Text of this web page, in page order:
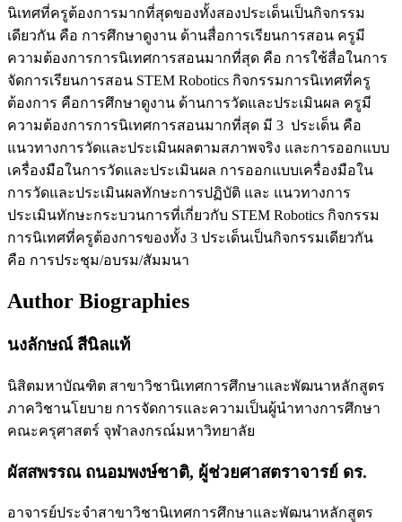
นิเทศที่ครูต้องการมากที่สุดของทั้งสองประเด็นเป็นกิจกรรม
เดียวกัน คือ การศึกษาดูงาน ด้านสื่อการเรียนการสอน ครูมี
ความต้องการการนิเทศการสอนมากที่สุด คือ การใช้สื่อในการ
จัดการเรียนการสอน STEM Robotics กิจกรรมการนิเทศที่ครู
ต้องการ คือการศึกษาดูงาน ด้านการวัดและประเมินผล ครูมี
ความต้องการการนิเทศการสอนมากที่สุด มี 3 ประเด็น คือ
แนวทางการวัดและประเมินผลตามสภาพจริง และการออกแบบ
เครื่องมือในการวัดและประเมินผล การออกแบบเครื่องมือใน
การวัดและประเมินผลทักษะการปฏิบัติ และ แนวทางการ
ประเมินทักษะกระบวนการที่เกี่ยวกับ STEM Robotics กิจกรรม
การนิเทศที่ครูต้องการของทั้ง 3 ประเด็นเป็นกิจกรรมเดียวกัน
คือ การประชุม/อบรม/สัมมนา
Author Biographies
นงลักษณ์ สีนิลแท้
นิสิตมหาบัณฑิต สาขาวิชานิเทศการศึกษาและพัฒนาหลักสูตร
ภาควิชานโยบาย การจัดการและความเป็นผู้นำทางการศึกษา
คณะครุศาสตร์ จุฬาลงกรณ์มหาวิทยาลัย
ผัสสพรรณ ถนอมพงษ์ชาติ, ผู้ช่วยศาสตราจารย์ ดร.
อาจารย์ประจำสาขาวิชานิเทศการศึกษาและพัฒนาหลักสูตร